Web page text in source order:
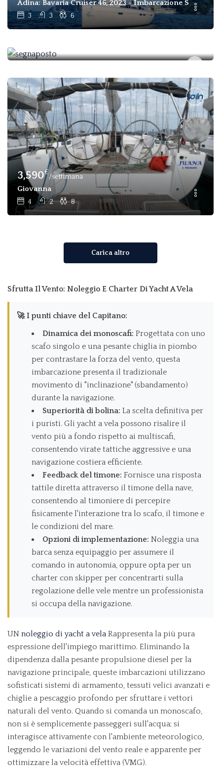
Adina: Bavaria Cruiser 46, 2023 - Imbarcazione Senza
3 3 6
4,500 €
/settimana
3,590€
/settimana
Giovanna
4 2 8
Carica altro
Sfrutta Il Vento: Noleggio E Charter Di Yacht A Vela
🚀 I punti chiave del Capitano:
Dinamica dei monoscafi: Progettata con uno
scafo singolo e una pesante chiglia in piombo
per contrastare la forza del vento, questa
imbarcazione presenta il tradizionale
movimento di "inclinazione" (sbandamento)
durante la navigazione.
Superiorità di bolina: La scelta definitiva per
i puristi. Gli yacht a vela possono risalire il
vento più a fondo rispetto ai multiscafi,
consentendo virate tattiche aggressive e una
navigazione costiera efficiente.
Feedback del timone: Fornisce una risposta
tattile diretta attraverso il timone della nave,
consentendo al timoniere di percepire
fisicamente l'interazione tra lo scafo, il timone e
le condizioni del mare.
Opzioni di implementazione: Noleggia una
barca senza equipaggio per assumere il
comando in autonomia, oppure opta per un
charter con skipper per concentrarti sulla
regolazione delle vele mentre un professionista
si occupa della navigazione.
UN noleggio di yacht a vela Rappresenta la più pura
espressione dell'impiego marittimo. Eliminando la
dipendenza dalla pesante propulsione diesel per la
navigazione principale, queste imbarcazioni utilizzano
sofisticati sistemi di armamento, tessuti velici avanzati e
chiglie a pescaggio profondo per sfruttare i vettori
naturali del vento. Quando si comanda un monoscafo,
non si è semplicemente passeggeri sull'acqua; si
interagisce attivamente con l'ambiente meteorologico,
leggendo le variazioni del vento reale e apparente per
ottimizzare la velocità effettiva (VMG).